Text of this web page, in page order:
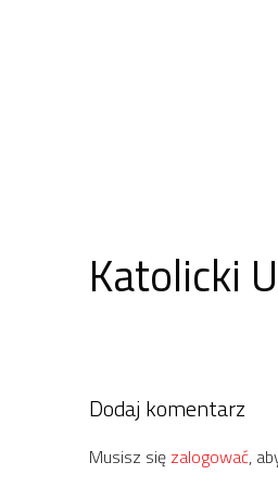
Katolicki
Dodaj komentarz
Musisz się zalogować,